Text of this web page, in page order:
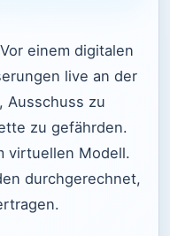
Vor einem digitalen
live an der
Ausschuss zu
zu gefährden.
virtuellen Modell.
durchgerechnet,